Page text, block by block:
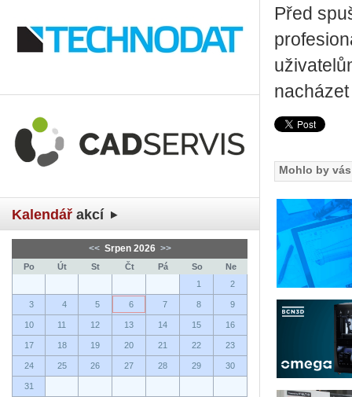
Kalendář akcí
<< Srpen 2026 >>
Po Út St Čt Pá So
Ne
1
2
3 4 5 6 7 8 9
10 11 12 13 14 15 16
17 18 19 20 21 22 23
24 25 26 27 28 29 30
31
Před
Mohlo by